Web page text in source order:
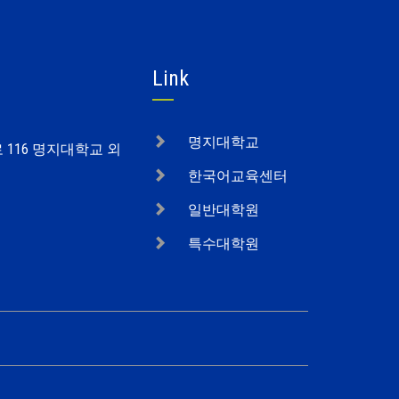
116 명지대학교 외
Link
명지대학교
한국어교육센터
일반대학원
특수대학원